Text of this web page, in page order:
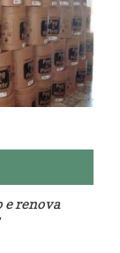
!!! O Perfeito
e renova